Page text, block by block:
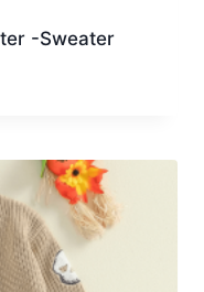
-Sweater